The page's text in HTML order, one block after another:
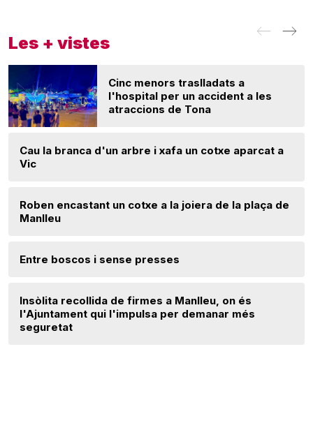
Les + vistes
Cinc menors traslladats a
l'hospital per un accident a les
atraccions de Tona
Cau la branca d'un arbre i xafa un cotxe aparcat a
Vic
Roben encastant un cotxe a la joiera de la plaça de
Manlleu
Entre boscos i sense presses
Insòlita recollida de firmes a Manlleu, on és
l'Ajuntament qui l'impulsa per demanar més
seguretat